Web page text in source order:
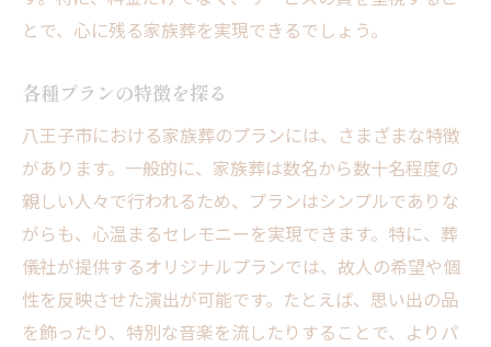
とで、心に残る家族葬を実現できるでしょう。
各種プランの特徴を探る
八王子市における家族葬のプランには、さまざまな特徴
があります。一般的に、家族葬は数名から数十名程度の
親しい人々で行われるため、プランはシンプルでありな
がらも、心温まるセレモニーを実現できます。特に、葬
儀社が提供するオリジナルプランでは、故人の希望や個
性を反映させた演出が可能です。たとえば、思い出の品
を飾ったり、特別な音楽を流したりすることで、よりパ